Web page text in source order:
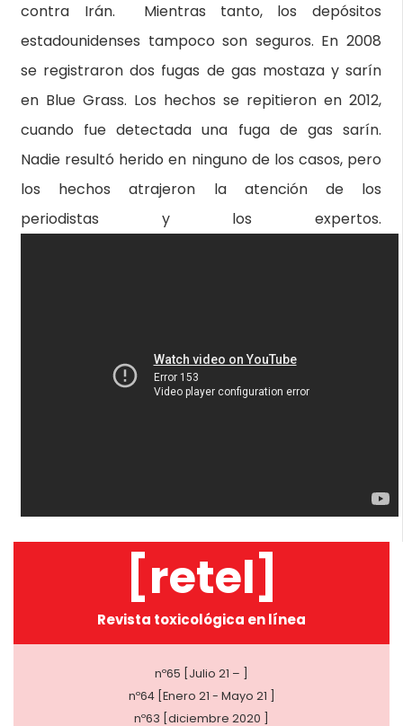
contra Irán. Mientras tanto, los depósitos
estadounidenses tampoco son seguros. En 2008
se registraron dos fugas de gas mostaza y sarín
en Blue Grass. Los hechos se repitieron en 2012,
cuando fue detectada una fuga de gas sarín.
Nadie resultó herido en ninguno de los casos, pero
los hechos atrajeron la atención de los
periodistas y los expertos.
[retel]
Revista toxicológica en línea
nº65 [Julio 21 – ]
nº64 [Enero 21 - Mayo 21 ]
nº63 [diciembre 2020 ]